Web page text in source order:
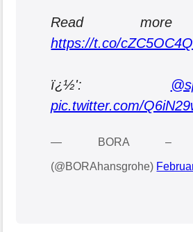
Read more
https://t.co/
ï¿½':
pic.twitter.com/
— BORA –
(@BORAhansgrohe)